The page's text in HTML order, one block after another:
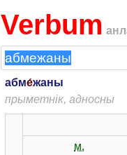
Verbum
абме́жаны
прыметнік, адносны
м.